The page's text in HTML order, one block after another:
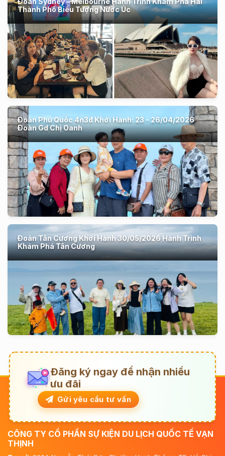
Thành Phố Biểu Tượng Nước Úc
Đoàn Phú Quốc 4n3đ Khởi Hành: 23 - 26/04/2026
Đoàn Gd Chị Oanh
Đoàn Tân Cương Khởi Hành 30/05/2026 Hành Trình
Khám Phá Tân Cương
Đăng ký ngay để nhận nhiều
ưu đãi
Gửi yêu cầu tư vấn
CÔNG TY CỔ PHẦN SỰ KIỆN DU LỊCH QUỐC TẾ VẠN
THỊNH